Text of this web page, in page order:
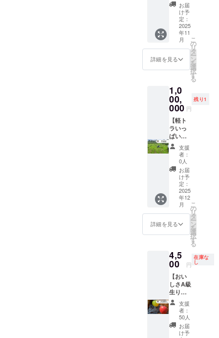
ていな
いりん
ご。市
場では
「上
実」等
級とし
て扱わ
級：A級
の中で
も特に
優れた
特徴を
持った
りんご
（雪中
など特
殊な環
境での
保存な
ど）。
＜商品
（果
実）＞
・名
称：り
んご ・
森県) ・
サイズ/
重量：
5kg ・
保存方
法：冷
蔵のう
え、お
早めに
お召し
上がり
各品種2
本ずつ
をお送
りしま
す。 品
種：ふ
じ・王
林・紅
６年２
月（予
定） ＜
商品
（加工
品）＞
・名
称：り
んご
ジュー
ス ・原
材料
名：り
んご ・
内容
量：
1000
㎖ ６
射日光
を避け
て保存
してく
ださ
い。 ・
添加物
表示：
なし ・
アレル
ギー表
ス】
ちょっ
とした
傷でB級
扱いさ
れてい
る美味
しさA級
の生り
んご４
キロ
（１６
個〜２
０個）
を収穫
した順
に随時
お届け
する
コース
です。
品種：
つが
る・ト
キ・シ
ナノス
イー
ト・サ
ンふじ
発送時
定） ９
月５日
頃：つ
がる １
０月５
日頃：
トキ １
０月２
５日
頃：シ
ナノス
お届
け予
定：
2025
年11
月
詳細を見る
こ
の
リ
タ
ー
ン
を
選
択
す
る
1,0
00,
000 円
残り1
【軽ト
ラいっ
ぱいの
りんご
直接お
届け】
ちょっ
とした
傷でB級
扱いさ
れてい
る美味
しさA級
の生り
んご
（サン
を軽ト
ラいっ
ぱいに
詰め、
収穫し
た新鮮
なうち
に直接
お届け
しま
す！ り
支援
者：
0人
お届
け予
定：
2025
年12
月
詳細を見る
こ
の
リ
タ
ー
ン
を
選
択
す
る
4,5
00 円
在庫な
し
【おい
しさA級
生りん
ご（サ
ンふじ&
王林）
3kg
セッ
支援
者：
50人
お届
け予